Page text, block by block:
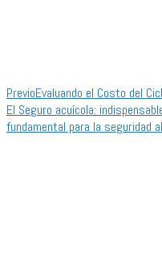
PrevioEvaluando el Costo del
El Seguro acuícola:
fundamental para la seguridad